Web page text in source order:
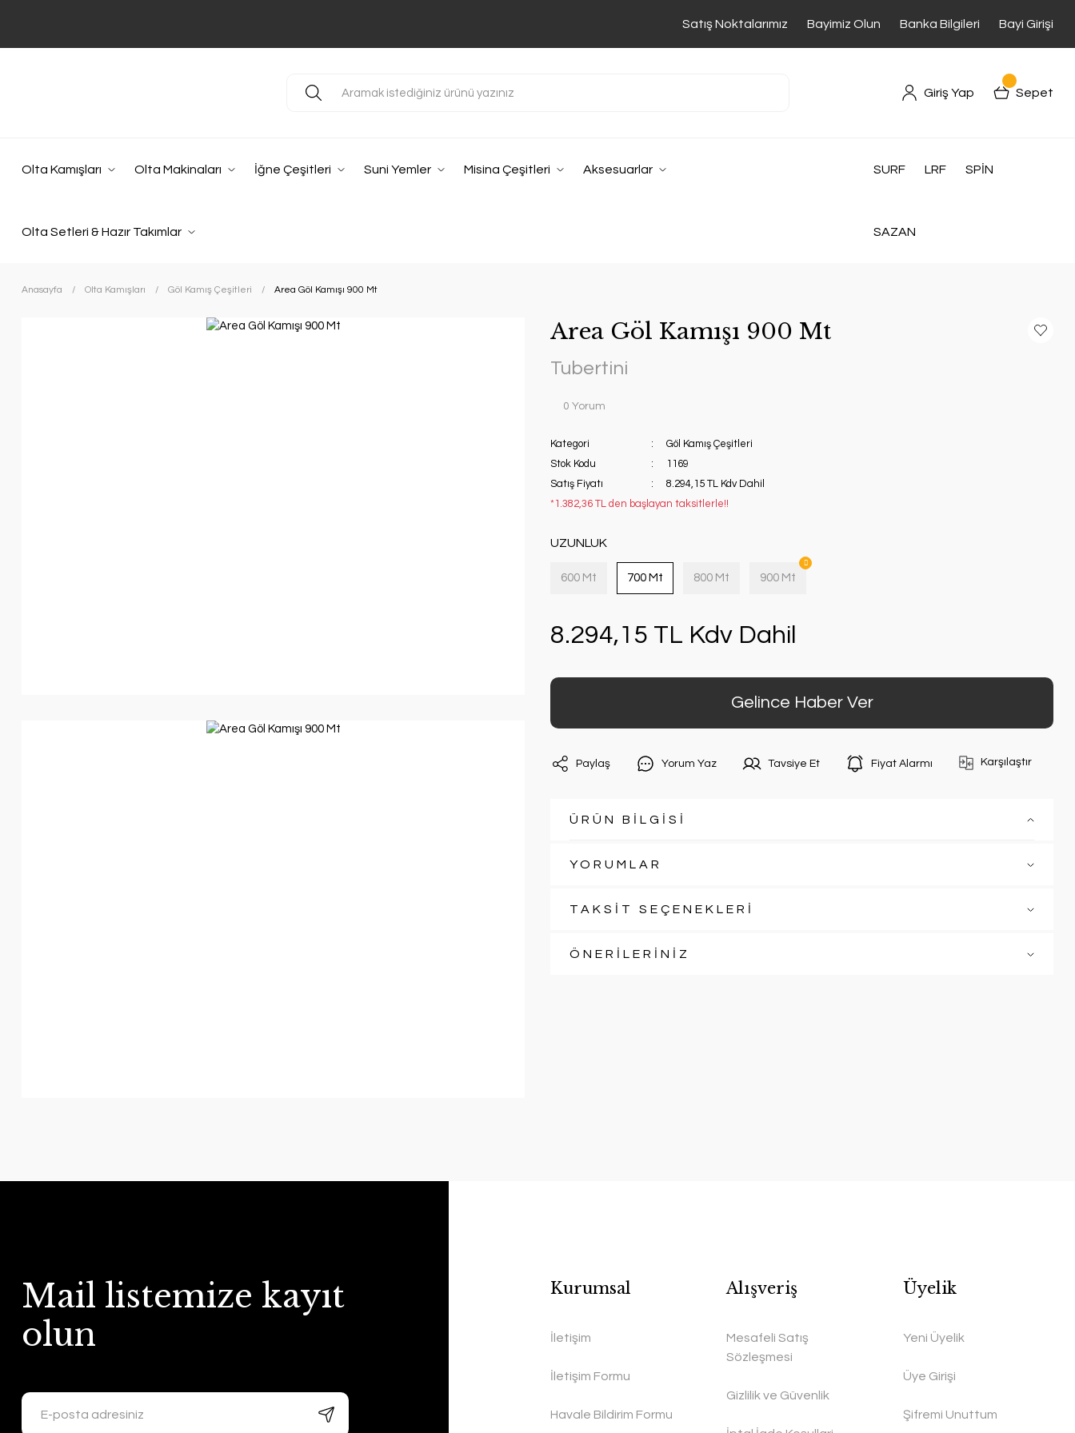
Satış Noktalarımız Bayimiz Olun Banka Bilgileri Bayi Girişi
Giriş Yap Sepet
Olta Kamışları Olta Makinaları İğne Çeşitleri Suni Yemler Misina Çeşitleri Aksesuarlar
Olta Setleri & Hazır Takımlar
SURF LRF SPİN
SAZAN
Anasayfa Olta Kamışları Göl Kamış Çeşitleri Area Göl Kamışı 900 Mt
Area Göl Kamışı 900 Mt
Tubertini
0 Yorum
Kategori
Göl Kamış Çeşitleri
Stok Kodu
1169
Satış Fiyatı
8.294,15 TL Kdv Dahil
*1.382,36 TL den başlayan taksitlerle!!
UZUNLUK
600 Mt 700 Mt 800 Mt 900 Mt
8.294,15 TL Kdv Dahil
Gelince Haber Ver
Paylaş Yorum Yaz Tavsiye Et Fiyat Alarmı Karşılaştır
ÜRÜN BİLGİSİ
YORUMLAR
TAKSİT SEÇENEKLERİ
ÖNERİLERİNİZ
Mail listemize kayıt
olun
Kurumsal
İletişim
İletişim Formu
Havale Bildirim Formu
Alışveriş
Mesafeli Satış
Sözleşmesi
Gizlilik ve Güvenlik
Üyelik
Yeni Üyelik
Üye Girişi
Şifremi Unuttum